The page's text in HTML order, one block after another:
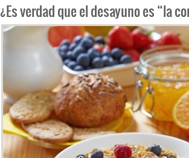
¿Es verdad que el desayuno es “la